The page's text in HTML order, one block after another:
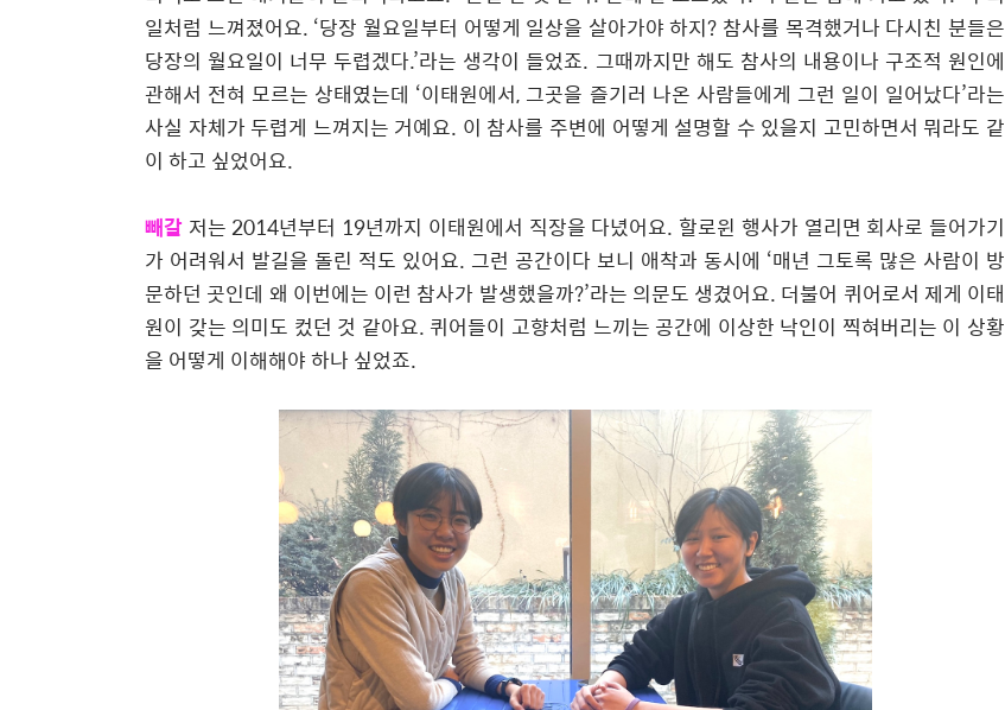
일처럼 느껴졌어요. ‘당장 월요일부터 어떻게 일상을 살아가야 하지? 참사를 목격했거나 다시친 분들은
당장의 월요일이 너무 두렵겠다.’라는 생각이 들었죠. 그때까지만 해도 참사의 내용이나 구조적 원인에
관해서 전혀 모르는 상태였는데 ‘이태원에서, 그곳을 즐기러 나온 사람들에게 그런 일이 일어났다’라는
사실 자체가 두렵게 느껴지는 거예요. 이 참사를 주변에 어떻게 설명할 수 있을지 고민하면서 뭐라도 같
이 하고 싶었어요.
빼갈 저는 2014년부터 19년까지 이태원에서 직장을 다녔어요. 할로윈 행사가 열리면 회사로 들어가기
가 어려워서 발길을 돌린 적도 있어요. 그런 공간이다 보니 애착과 동시에 ‘매년 그토록 많은 사람이 방
문하던 곳인데 왜 이번에는 이런 참사가 발생했을까?’라는 의문도 생겼어요. 더불어 퀴어로서 제게 이태
원이 갖는 의미도 컸던 것 같아요. 퀴어들이 고향처럼 느끼는 공간에 이상한 낙인이 찍혀버리는 이 상황
을 어떻게 이해해야 하나 싶었죠.